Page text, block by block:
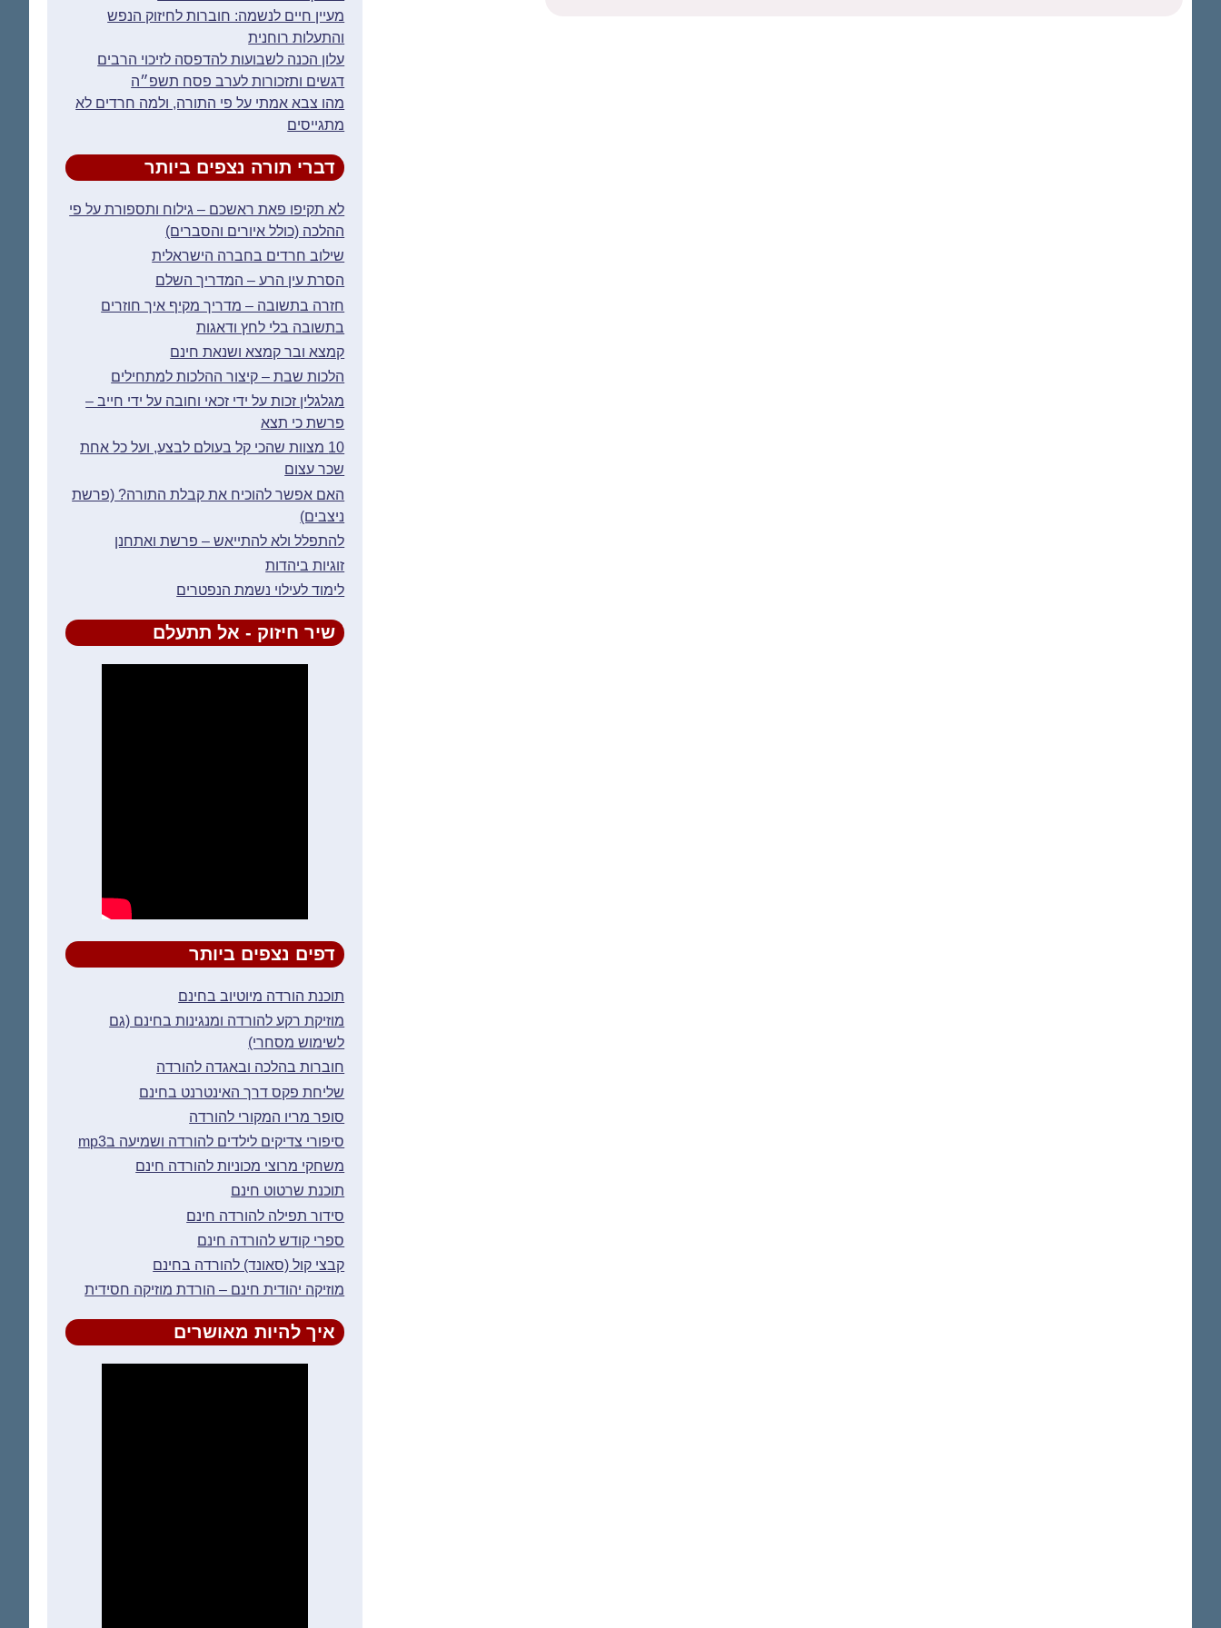
מעיין חיים לנשמה: חוברות לחיזוק הנפש
והתעלות רוחנית
עלון הכנה לשבועות להדפסה לזיכוי הרבים
דגשים ותזכורות לערב פסח תשפ״ה
מהו צבא אמתי על פי התורה, ולמה חרדים לא
מתגייסים
דברי תורה נצפים ביותר
לא תקיפו פאת ראשכם – גילוח ותספורת על פי
ההלכה (כולל איורים והסברים)
שילוב חרדים בחברה הישראלית
הסרת עין הרע – המדריך השלם
חזרה בתשובה – מדריך מקיף איך חוזרים
בתשובה בלי לחץ ודאגות
קמצא ובר קמצא ושנאת חינם
הלכות שבת – קיצור ההלכות למתחילים
מגלגלין זכות על ידי זכאי וחובה על ידי חייב –
פרשת כי תצא
10 מצוות שהכי קל בעולם לבצע, ועל כל אחת
שכר עצום
האם אפשר להוכיח את קבלת התורה? (פרשת
ניצבים)
להתפלל ולא להתייאש – פרשת ואתחנן
זוגיות ביהדות
לימוד לעילוי נשמת הנפטרים
שיר חיזוק - אל תתעלם
דפים נצפים ביותר
תוכנת הורדה מיוטיוב בחינם
מוזיקת רקע להורדה ומנגינות בחינם (גם
לשימוש מסחרי)
חוברות בהלכה ובאגדה להורדה
שליחת פקס דרך האינטרנט בחינם
סופר מריו המקורי להורדה
סיפורי צדיקים לילדים להורדה ושמיעה בmp3
משחקי מרוצי מכוניות להורדה חינם
תוכנת שרטוט חינם
סידור תפילה להורדה חינם
ספרי קודש להורדה חינם
קבצי קול (סאונד) להורדה בחינם
מוזיקה יהודית חינם – הורדת מוזיקה חסידית
איך להיות מאושרים